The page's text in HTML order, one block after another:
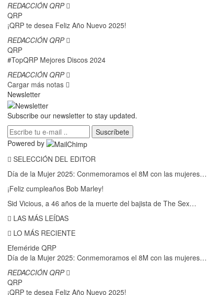
REDACCIÓN QRP
QRP
¡QRP te desea Feliz Año Nuevo 2025!
REDACCIÓN QRP
QRP
#TopQRP Mejores Discos 2024
REDACCIÓN QRP
Cargar más notas
Newsletter
Subscribe our newsletter to stay updated.
Suscríbete
Powered by
SELECCIÓN DEL EDITOR
Día de la Mujer 2025: Conmemoramos el 8M con las mujeres…
¡Feliz cumpleaños Bob Marley!
Sid Vicious, a 46 años de la muerte del bajista de The Sex…
LAS MÁS LEÍDAS
LO MÁS RECIENTE
Efeméride QRP
Día de la Mujer 2025: Conmemoramos el 8M con las mujeres…
REDACCIÓN QRP
QRP
¡QRP te desea Feliz Año Nuevo 2025!